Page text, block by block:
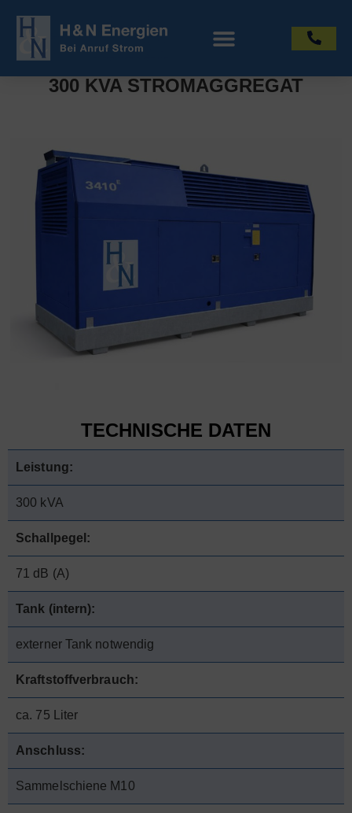
300 KVA STROMAGGREGAT
TECHNISCHE DATEN
Leistung:
300 kVA
Schallpegel:
71 dB (A)
Tank (intern):
externer Tank notwendig
Kraftstoffverbrauch:
ca. 75 Liter
Anschluss:
Sammelschiene M10